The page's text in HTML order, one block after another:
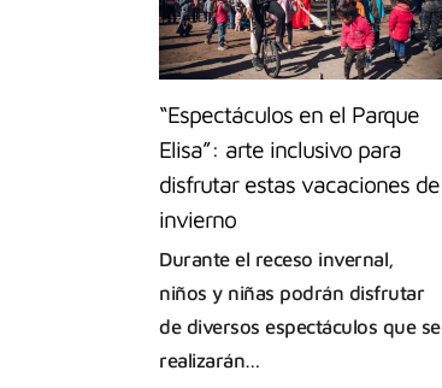
“Espectáculos en el Parque
Elisa”: arte inclusivo para
disfrutar estas vacaciones de
invierno
Durante el receso invernal,
niños y niñas podrán disfrutar
de diversos espectáculos que se
realizarán…